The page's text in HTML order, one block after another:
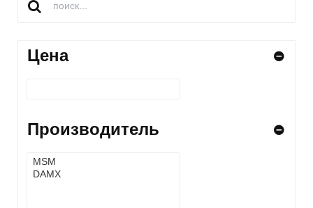
Цена
Производитель